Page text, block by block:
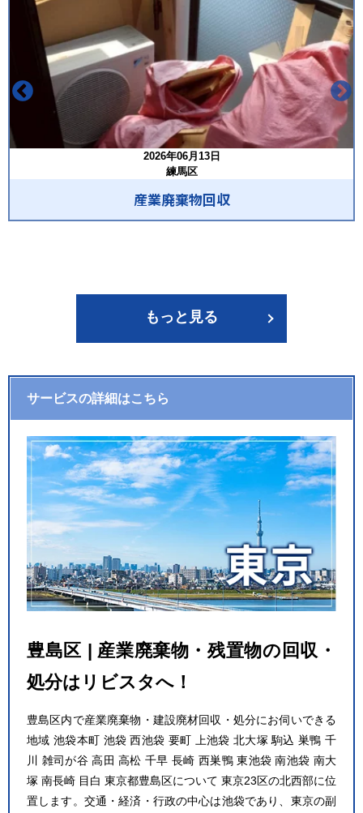
2026年06月13日
練馬区
産業廃棄物回収
もっと見る
サービスの詳細はこちら
豊島区 | 産業廃棄物・残置物の回収・
処分はリビスタへ！
豊島区内で産業廃棄物・建設廃材回収・処分にお伺いできる
地域 池袋本町 池袋 西池袋 要町 上池袋 北大塚 駒込 巣鴨 千
川 雑司が谷 高田 高松 千早 長崎 西巣鴨 東池袋 南池袋 南大
塚 南長崎 目白 東京都豊島区について 東京23区の北西部に位
置します。交通・経済・行政の中心は池袋であり、東京の副